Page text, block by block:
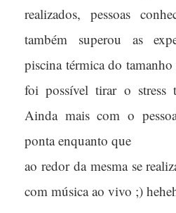
realizados, pessoas
também superou as
piscina térmica do
foi possível tirar o
Ainda mais com o
ponta enquanto que
ao redor da mesma se
com música ao vivo ;)